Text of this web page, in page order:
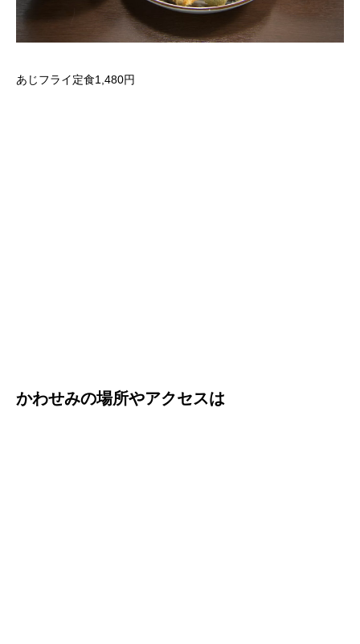
あじフライ定食1,480円
かわせみの場所やアクセスは